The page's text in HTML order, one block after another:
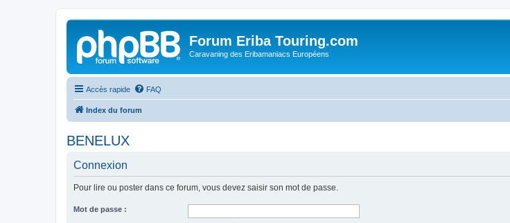
Forum Eriba Touring.com
Caravaning des Eribamaniacs Européens
Accès rapide FAQ
Index du forum
BENELUX
Connexion
Pour lire ou poster dans ce forum, vous devez saisir son mot de passe.
Mot de passe :